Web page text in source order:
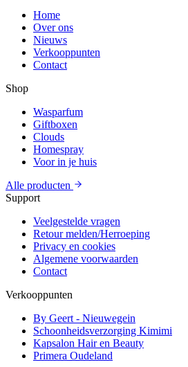
Home
Over ons
Nieuws
Verkooppunten
Contact
Shop
Wasparfum
Giftboxen
Clouds
Homespray
Voor in je huis
Alle producten
Support
Veelgestelde vragen
Retour melden/Herroeping
Privacy en cookies
Algemene voorwaarden
Contact
Verkooppunten
By Geert - Nieuwegein
Schoonheidsverzorging Kimimi
Kapsalon Hair en Beauty
Primera Oudeland